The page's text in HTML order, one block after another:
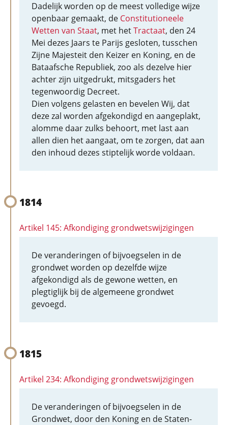
Dadelijk worden op de meest volledige wijze
openbaar gemaakt, de Constitutioneele
Wetten van Staat, met hetTractaat, den 24
Mei dezes Jaars te Parijs gesloten, tusschen
Zijne Majesteit den Keizer en Koning, en de
Bataafsche Republiek, zoo als dezelve hier
achter zijn uitgedrukt, mitsgaders het
tegenwoordig Decreet.
Dien volgens gelasten en bevelen Wij, dat
deze zal worden afgekondigd en aangeplakt,
alomme daar zulks behoort, met last aan
allen dien het aangaat, om te zorgen, dat aan
den inhoud dezes stiptelijk worde voldaan.
1814
Artikel 145: Afkondiging grondwetswijzigingen
De veranderingen of bijvoegselen in de
grondwet worden op dezelfde wijze
afgekondigd als de gewone wetten, en
plegtiglijk bij de algemeene grondwet
gevoegd.
1815
Artikel 234: Afkondiging grondwetswijzigingen
De veranderingen of bijvoegselen in de
Grondwet, door den Koning en de Staten-